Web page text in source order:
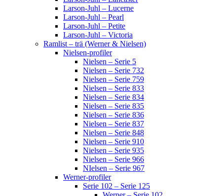
Larson-Juhl – Lucerne
Larson-Juhl – Pearl
Larson-Juhl – Petite
Larson-Juhl – Victoria
Ramlist – trä (Werner & Nielsen)
Nielsen-profiler
Nielsen – Serie 5
Nielsen – Serie 732
Nielsen – Serie 759
Nielsen – Serie 833
Nielsen – Serie 834
Nielsen – Serie 835
Nielsen – Serie 836
Nielsen – Serie 837
Nielsen – Serie 848
Nielsen – Serie 910
Nielsen – Serie 935
Nielsen – Serie 966
NIelsen – Serie 967
Werner-profiler
Serie 102 – Serie 125